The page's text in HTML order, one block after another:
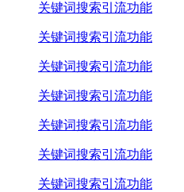
关键词搜索引流功能
关键词搜索引流功能
关键词搜索引流功能
关键词搜索引流功能
关键词搜索引流功能
关键词搜索引流功能
关键词搜索引流功能